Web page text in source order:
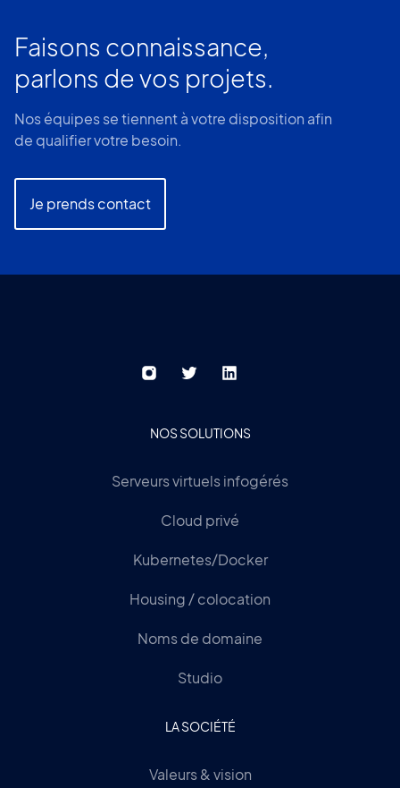
Faisons connaissance,
parlons de vos projets.
Nos équipes se tiennent à votre disposition afin
de qualifier votre besoin.
Je prends contact
NOS SOLUTIONS
Serveurs virtuels infogérés
Cloud privé
Kubernetes/Docker
Housing / colocation
Noms de domaine
Studio
LA SOCIÉTÉ
Valeurs & vision